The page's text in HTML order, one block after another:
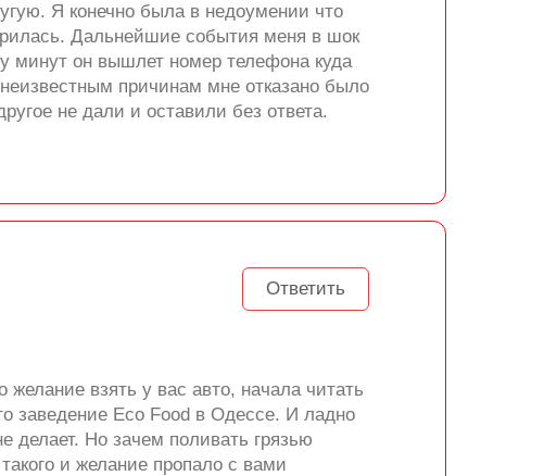
Я конечно была в недоумении что
Дальнейшие события меня в шок
минут он вышлет номер телефона куда
причинам мне отказано было
не дали и оставили без ответа.
Ответить
взять у вас авто, начала читать
заведение Eco Food в Одессе. И ладно
делает. Но зачем поливать грязью
и желание пропало с вами